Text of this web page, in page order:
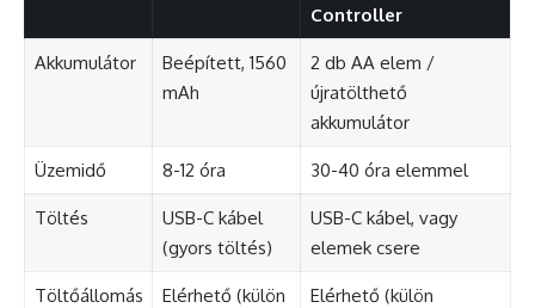
Controller
Akkumulátor
Beépített, 1560
mAh
2 db AA elem /
újratölthető
akkumulátor
Üzemidő 8-12 óra 30-40 óra elemmel
Töltés
USB-C kábel
(gyors töltés)
USB-C kábel, vagy
elemek csere
Töltőállomás
Elérhető (külön
Elérhető (külön